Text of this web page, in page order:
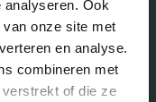
analyseren. Ook
onze site met
en analyse.
combineren met
of die ze